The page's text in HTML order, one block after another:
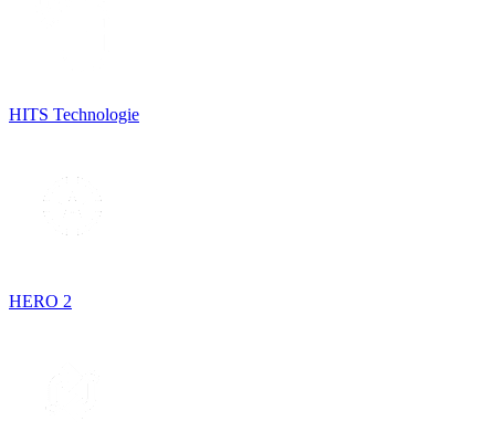
HITS Technologie
HERO 2